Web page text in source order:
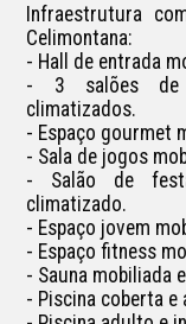
Infraestrutura
Celimontana:
- Hall de entrada
- 3 salões de
climatizados.
- Espaço gourmet
- Sala de jogos
- Salão de
climatizado.
- Espaço jovem
- Espaço fitness
- Sauna mobiliada
- Piscina coberta e